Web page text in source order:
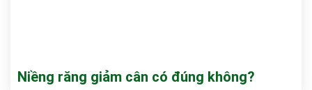
Niềng răng giảm cân có đúng không?